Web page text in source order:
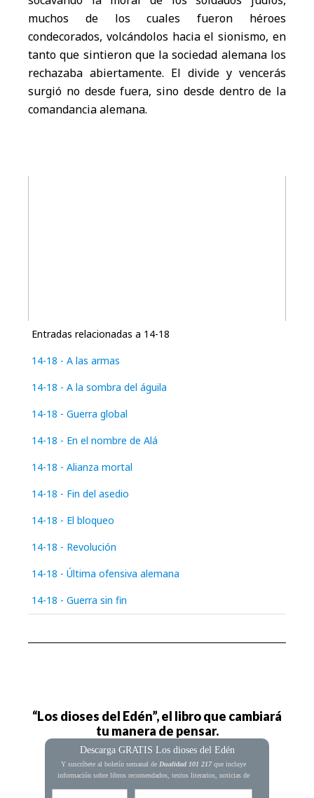
muchos de los cuales fueron héroes
condecorados, volcándolos hacia el sionismo, en
tanto que sintieron que la sociedad alemana los
rechazaba abiertamente. El divide y vencerás
surgió no desde fuera, sino desde dentro de la
comandancia alemana.
Entradas relacionadas a 14-18
14-18 - A las armas
14-18 - A la sombra del águila
14-18 - Guerra global
14-18 - En el nombre de Alá
14-18 - Alianza mortal
14-18 - Fin del asedio
14-18 - El bloqueo
14-18 - Revolución
14-18 - Última ofensiva alemana
14-18 - Guerra sin fin
“Los dioses del Edén”, el libro que cambiará
tu manera de pensar.
Descarga GRATIS Los dioses del Edén
Y suscríbete al boletín semanal de Dualidad 101 217 que incluye
información sobre libros recomendados, textos literarios, noticias de